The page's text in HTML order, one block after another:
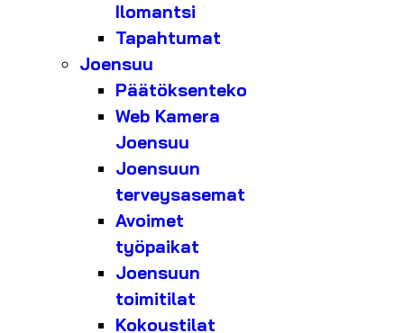
Ilomantsi
Tapahtumat
Joensuu
Päätöksenteko
Web Kamera
Joensuu
Joensuun
terveysasemat
Avoimet
työpaikat
Joensuun
toimitilat
Kokoustilat